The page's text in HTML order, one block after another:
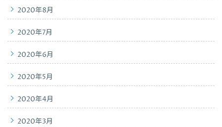
2020年8月
2020年7月
2020年6月
2020年5月
2020年4月
2020年3月